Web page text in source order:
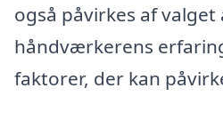
også påvirkes af
håndværkerens
faktorer, der kan